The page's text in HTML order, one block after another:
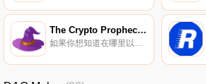
The Crypto Prophecies
如果你想知道在哪里以当前价格购买The Crypto Prophecies,目前交易｛TCPnname｝股票的顶级加密货币交易所是KuCoin和Gate.io。你可以在我们的加密货币交易所页面上找到其他交易所.